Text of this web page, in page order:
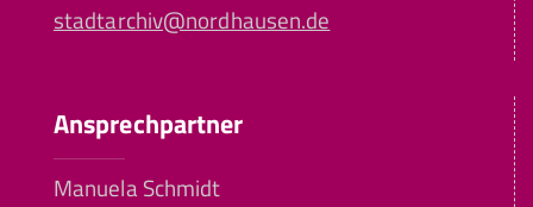
stadtarchiv@nordhausen.de
Ansprechpartner
Manuela Schmidt